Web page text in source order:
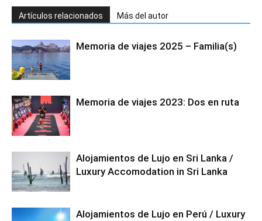
Artículos relacionados Más del autor
Memoria de viajes 2025 – Familia(s)
Memoria de viajes 2023: Dos en ruta
Alojamientos de Lujo en Sri Lanka /
Luxury Accomodation in Sri Lanka
Alojamientos de Lujo en Perú / Luxury